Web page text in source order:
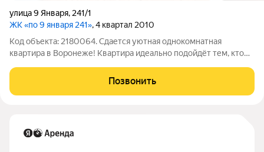
улица 9 Января, 241/1
ЖК «по 9 января 241», 4 квартал 2010
Код объекта: 2180064. Сдается уютная однокомнатная
квартира в Воронеже! Квартира идеально подойдёт тем, кто
качества. Есть стиральная мишинка, холодильник, большой
шкаф, плита, микроволновка.
Позвонить